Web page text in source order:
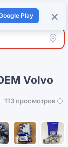
Войти +
Все
Volvo
113 просмотров
×
Play